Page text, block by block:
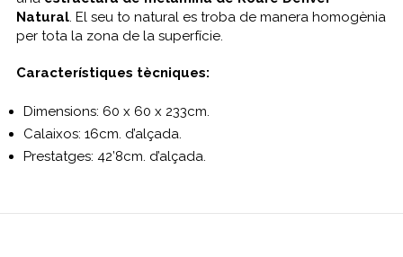
Natural. El seu to natural es troba de manera homogènia
per tota la zona de la superfície.
Característiques tècniques:
Dimensions: 60 x 60 x 233cm.
Calaixos: 16cm. d’alçada.
Prestatges: 42’8cm. d’alçada.